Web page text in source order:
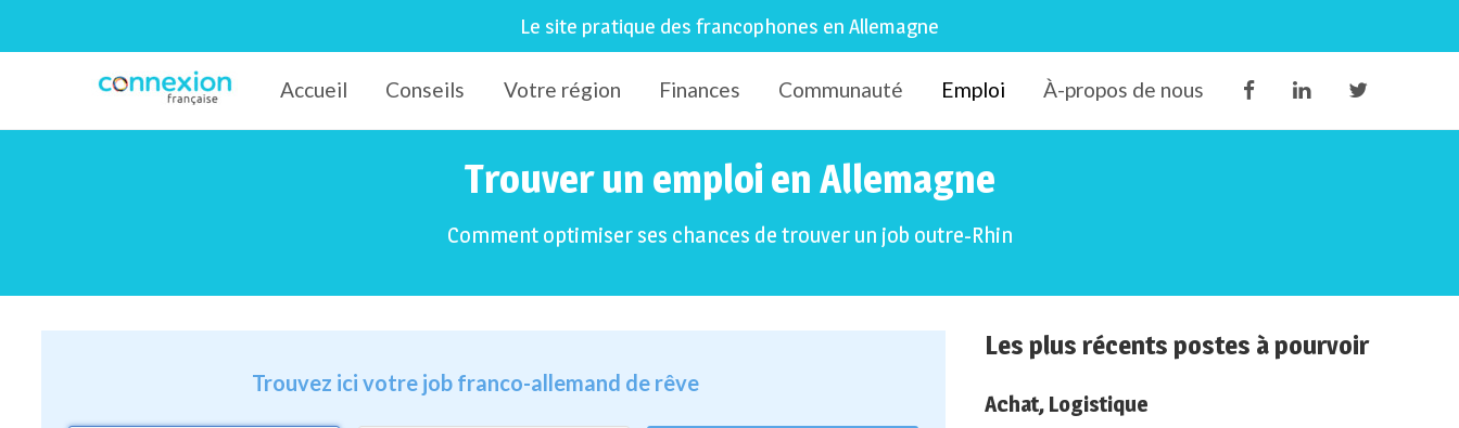
Le site pratique des francophones en Allemagne
Connexion-Française Accueil Conseils Votre région Finances Communauté Emploi À-propos de nous
Trouver un emploi en Allemagne
Comment optimiser ses chances de trouver un job outre-Rhin
Trouvez ici votre job franco-allemand de rêve
Les plus récents postes à pourvoir
Achat, Logistique